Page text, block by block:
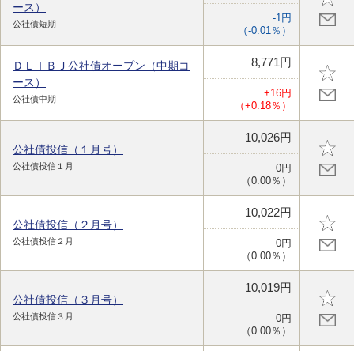
ース）
公社債短期
-1円
（-0.01％）
ＤＬＩＢＪ公社債オープン（中期コ
ース）
公社債中期
8,771円
+16円
（+0.18％）
公社債投信（１月号）
公社債投信１月
10,026円
0円
（0.00％）
公社債投信（２月号）
公社債投信２月
10,022円
0円
（0.00％）
公社債投信（３月号）
公社債投信３月
10,019円
0円
（0.00％）